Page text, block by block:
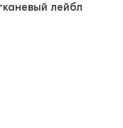
лейбл